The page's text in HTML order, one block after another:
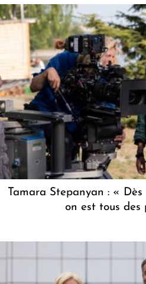
Tamara Stepanyan : «
on est tous des